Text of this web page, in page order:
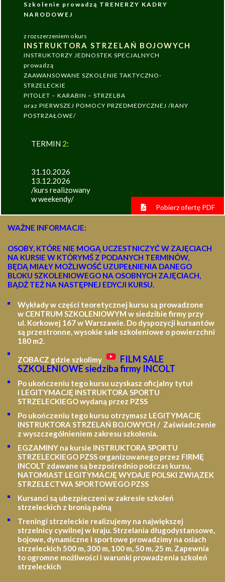
Szkolenie prowadzą TRENERZY KADRY
NARODOWEJ
z rozszerzeniem o kurs
INSTRUKTORA STRZELAŃ BOJOWYCH
INSTRUKTORZY JEDNOSTEK SPECJALNYCH
prowadzą
ZAAWANSOWANE SZKOLENIE TAKTYCZNO-
STRZELECKIE
PITOLET – KARABIN – STRZELBA
oraz PIERWSZEJ POMOCY PRZEDMEDYCZNEJ /RANY
POSTRZAŁOWE/
TERMIN 2:
31.10.2026
13.12.2026
/kurs realizowany
w weekendy/
Pobierz ofertę PDF
WAŻNE INFORMACJE:
OSOBY, KTÓRE NIE MOGĄ UCZESTNICZYĆ W ZAJĘCIACH
NA KURSIE W KTÓRYMŚ Z PODANYCH TERMINÓW,
BĘDĄ MIAŁY MOŻLIWOŚĆ UZUPEŁNIENIA DANEGO
BLOKU SZKOLENIOWEGO NA OSOBNYCH ZAJĘCIACH,
BĄDŹ TEŻ NA NASTĘPNEJ EDYCJI KURSU.
Wykłady w części teoretycznej kursu są prowadzone
w CENTRUM SZKOLENIOWYM w siedzibie firmy przy
ul. Korkowej 167 w Warszawie. Do dyspozycji kursantów
są przestronne, wysokie sale szkoleniowe o powierzchni
180 m2.
ZOBACZ gdzie szkolimy
FILM SALE
SZKOLENIOWE siedziba firmy INCOLT
Po ukończeniu tego kursu uzyskasz oficjalny tytuł
i LEGITYMACJĘ INSTRUKTORA SPORTU
STRZELECKIEGO wydaną przez PZSS
Po ukończeniu tego kursu otrzymasz LEGITYMACJĘ
INSTRUKTORA STRZELAŃ BOJOWYCH / Zaświadczenie
z wyszczególnieniem zakresu szkolenia.
EGZAMINY na kursie INSTRUKTORA SPORTU
STRZELECKIEGO PZSS organizowanego przez FIRMĘ
INCOLT zdawane są bezpośrednio podczas kursu,
NATOMIAST LEGITYMACJĘ WYDAJE POLSKI ZWIĄZEK
STRZELECTWA SPORTOWEGO PZSS
Kursanci są ubezpieczeni w zakresie szkoleń
strzeleckich z bronią palną
Treningi strzeleckie realizujemy na największej
strzelnicy cywilnej w kraju. Strzelania długodystansowe,
bojowe, dynamiczne i sportowe prowadzimy na osiach
strzeleckich 500 m, 300 m, 100 m, 50 m, 25 m. Zapewnia
to ogromne możliwości i warunki prowadzenia szkoleń
strzeleckich